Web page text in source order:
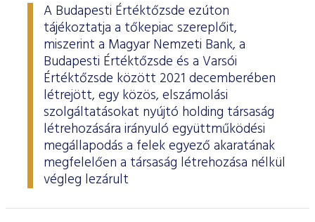
A Budapesti Értéktőzsde ezúton
tájékoztatja a tőkepiac szereplőit,
miszerint a Magyar Nemzeti Bank, a
Budapesti Értéktőzsde és a Varsói
Értéktőzsde között 2021 decemberében
létrejött, egy közös, elszámolási
szolgáltatásokat nyújtó holding társaság
létrehozására irányuló együttműködési
megállapodás a felek egyező akaratának
megfelelően a társaság létrehozása nélkül
végleg lezárult